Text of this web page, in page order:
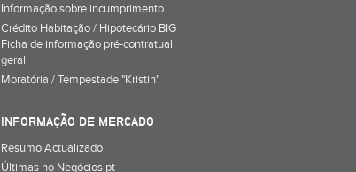
Informação sobre incumprimento
Crédito Habitação / Hipotecário BIG
Ficha de informação pré-contratual
geral
Moratória / Tempestade "Kristin"
INFORMAÇÃO DE MERCADO
Resumo Actualizado
Últimas no Negócios.pt